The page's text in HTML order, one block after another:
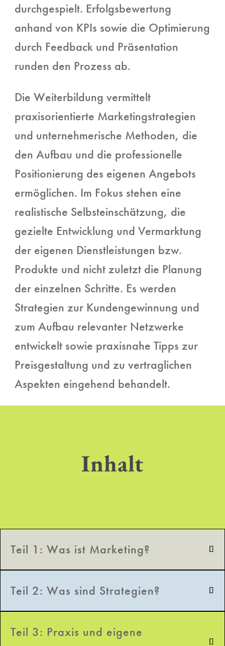
durchgespielt. Erfolgsbewertung
anhand von KPIs sowie die Optimierung
durch Feedback und Präsentation
runden den Prozess ab.
Die Weiterbildung vermittelt
praxisorientierte Marketingstrategien
und unternehmerische Methoden, die
den Aufbau und die professionelle
Positionierung des eigenen Angebots
ermöglichen. Im Fokus stehen eine
realistische Selbsteinschätzung, die
gezielte Entwicklung und Vermarktung
der eigenen Dienstleistungen bzw.
Produkte und nicht zuletzt die Planung
der einzelnen Schritte. Es werden
Strategien zur Kundengewinnung und
zum Aufbau relevanter Netzwerke
entwickelt sowie praxisnahe Tipps zur
Preisgestaltung und zu vertraglichen
Aspekten eingehend behandelt.
Inhalt
Teil 1: Was ist Marketing?
Teil 2: Was sind Strategien?
Teil 3: Praxis und eigene